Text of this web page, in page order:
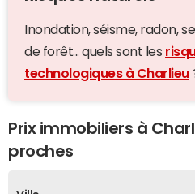
Inondation, séisme, radon,
de forêt... quels sont les
technologiques à Charlieu
Prix immobiliers à
proches